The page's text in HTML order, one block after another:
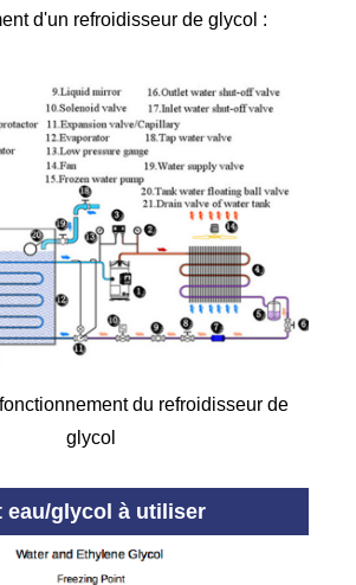
d'un refroidisseur de glycol :
du refroidisseur de
glycol
eau/glycol à utiliser